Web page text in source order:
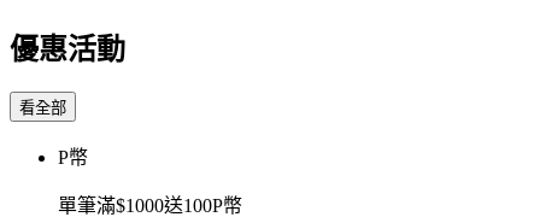
優惠活動
看全部
P幣
單筆滿$1000送100P幣